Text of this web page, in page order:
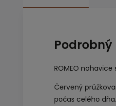
Podrobný
ROMEO
Červený
počas celého